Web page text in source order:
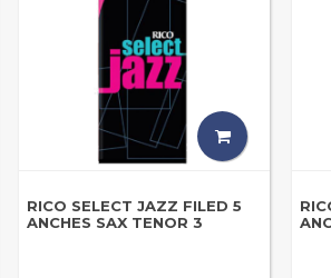
RICO SELECT JAZZ FILED 5
ANCHES SAX TENOR 3